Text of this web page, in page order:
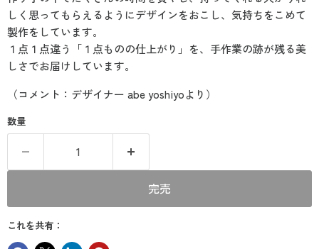
しく思ってもらえるようにデザインをおこし、気持ちをこめて
製作をしています。
１点１点違う「１点ものの仕上がり」を、手作業の跡が残る美
しさでお届けしています。
（コメント：デザイナー abe yoshiyoより）
数量
完売
これを共有：